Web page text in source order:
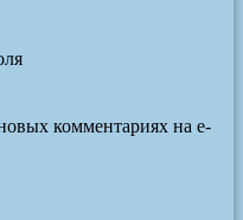
комментариях на e-